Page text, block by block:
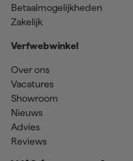
Betaalmogelijkheden
Zakelijk
Verfwebwinkel
Over ons
Vacatures
Showroom
Nieuws
Advies
Reviews